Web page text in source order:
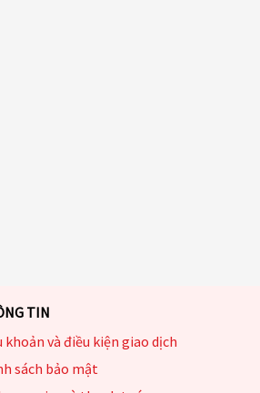
TIN
khoản và điều kiện giao dịch
sách bảo mật